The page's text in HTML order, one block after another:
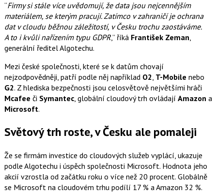
“Firmy si stále více uvědomují, že data jsou nejcennějším
materiálem, se kterým pracují. Zatímco v zahraničí je ochrana
dat v cloudu běžnou záležitostí, v Česku trochu zaostáváme.
A to i kvůli nařízením typu GDPR,” říká František Zeman,
generální ředitel Algotechu.
Mezi české společnosti, které se k datům chovají
nejzodpovědněji, patří podle něj například O2, T-Mobile nebo
G2. Z hlediska bezpečnosti jsou celosvětově největšími hráči
Mcafee či Symantec, globální cloudový trh ovládají Amazon a
Microsoft.
Světový trh roste, v Česku ale pomaleji
Že se firmám investice do cloudových služeb vyplácí, ukazuje
podle Algotechu i úspěch společnosti Microsoft. Hodnota jeho
akcií vzrostla od začátku roku o více než 20 procent. Globálně
se Microsoft na cloudovém trhu podílí 17 % a Amazon 32 %.